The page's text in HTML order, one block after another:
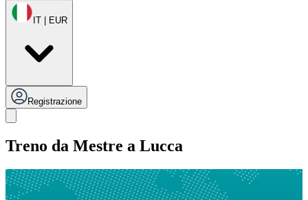
IT | EUR
Registrazione
Treno da Mestre a Lucca